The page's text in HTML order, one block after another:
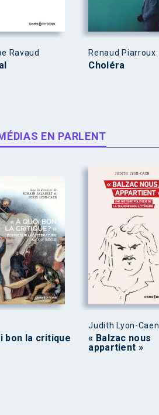
Ravaud Renaud Piarroux
Choléra
EN PARLENT
bon la critique
Judith Lyon-Caen
« Balzac nous
appartient »